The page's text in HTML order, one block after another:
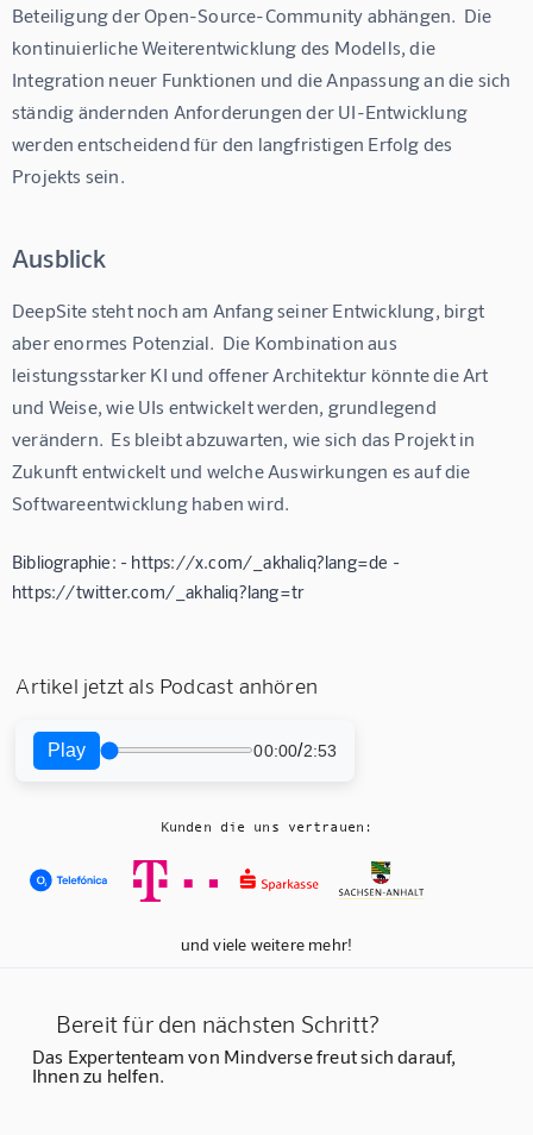
Beteiligung der Open-Source-Community abhängen.  Die
kontinuierliche Weiterentwicklung des Modells, die
Integration neuer Funktionen und die Anpassung an die sich
ständig ändernden Anforderungen der UI-Entwicklung
werden entscheidend für den langfristigen Erfolg des
Projekts sein.
Ausblick
DeepSite steht noch am Anfang seiner Entwicklung, birgt
aber enormes Potenzial.  Die Kombination aus
leistungsstarker KI und offener Architektur könnte die Art
und Weise, wie UIs entwickelt werden, grundlegend
verändern.  Es bleibt abzuwarten, wie sich das Projekt in
Zukunft entwickelt und welche Auswirkungen es auf die
Softwareentwicklung haben wird.
Bibliographie: - https://x.com/_akhaliq?lang=de -
https://twitter.com/_akhaliq?lang=tr
Artikel jetzt als Podcast anhören
Play 00:00/2:53
Kunden die uns vertrauen:
und viele weitere mehr!
Bereit für den nächsten Schritt?
Das Expertenteam von Mindverse freut sich darauf,
Ihnen zu helfen.